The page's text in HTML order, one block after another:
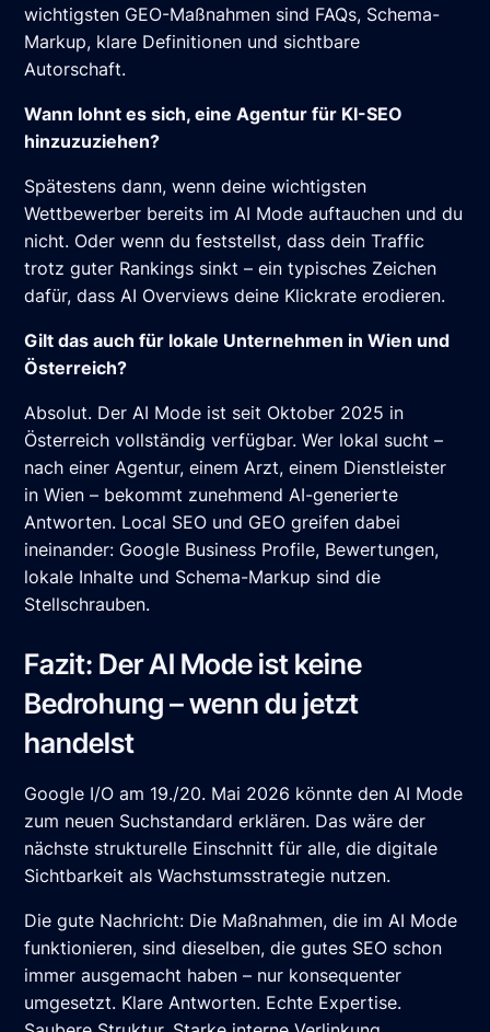
wichtigsten GEO-Maßnahmen sind FAQs, Schema-
Markup, klare Definitionen und sichtbare
Autorschaft.
Wann lohnt es sich, eine Agentur für KI-SEO
hinzuzuziehen?
Spätestens dann, wenn deine wichtigsten
Wettbewerber bereits im AI Mode auftauchen und du
nicht. Oder wenn du feststellst, dass dein Traffic
trotz guter Rankings sinkt – ein typisches Zeichen
dafür, dass AI Overviews deine Klickrate erodieren.
Gilt das auch für lokale Unternehmen in Wien und
Österreich?
Absolut. Der AI Mode ist seit Oktober 2025 in
Österreich vollständig verfügbar. Wer lokal sucht –
nach einer Agentur, einem Arzt, einem Dienstleister
in Wien – bekommt zunehmend AI-generierte
Antworten. Local SEO und GEO greifen dabei
ineinander: Google Business Profile, Bewertungen,
lokale Inhalte und Schema-Markup sind die
Stellschrauben.
Fazit: Der AI Mode ist keine
Bedrohung – wenn du jetzt
handelst
Google I/O am 19./20. Mai 2026 könnte den AI Mode
zum neuen Suchstandard erklären. Das wäre der
nächste strukturelle Einschnitt für alle, die digitale
Sichtbarkeit als Wachstumsstrategie nutzen.
Die gute Nachricht: Die Maßnahmen, die im AI Mode
funktionieren, sind dieselben, die gutes SEO schon
immer ausgemacht haben – nur konsequenter
umgesetzt. Klare Antworten. Echte Expertise.